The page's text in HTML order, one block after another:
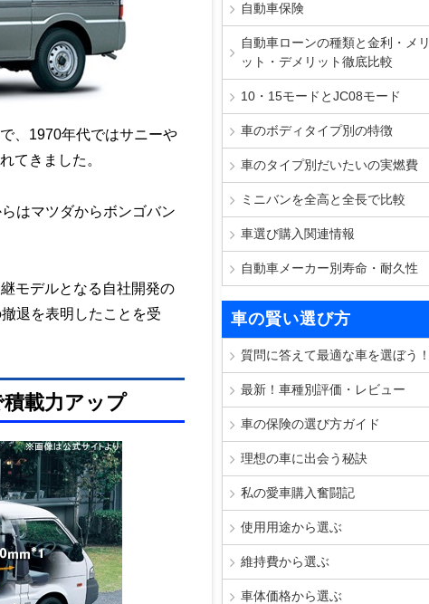
、1970年代ではサニーや
てきました。
はマツダからボンゴバン
モデルとなる自社開発の
退を表明したことを受
載力アップ
自動車保険
自動車ローンの種類と金利・メリ
ット・デメリット徹底比較
10・15モードとJC08モード
車のボディタイプ別の特徴
車のタイプ別だいたいの実燃費
ミニバンを全高と全長で比較
車選び購入関連情報
自動車メーカー別寿命・耐久性
車の賢い選び方
質問に答えて最適な車を選ぼう！
最新！車種別評価・レビュー
車の保険の選び方ガイド
理想の車に出会う秘訣
私の愛車購入奮闘記
使用用途から選ぶ
維持費から選ぶ
車体価格から選ぶ